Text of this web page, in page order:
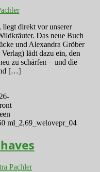
direkt vor unserer
Das neue Buch
und Alexandra Gröber
lädt dazu ein, den
zu schärfen – und die
[…]
Pachler